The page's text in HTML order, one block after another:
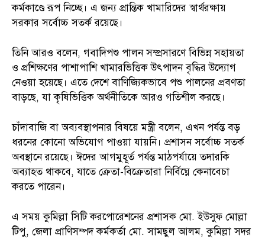
কর্মকাণ্ডে রূপ নিচ্ছে। এ জন্য প্রান্তিক খামারিদের স্বার্থরক্ষায়
সরকার সর্বোচ্চ সতর্ক রয়েছে।
তিনি আরও বলেন, গবাদিপশু পালন সম্প্রসারণে বিভিন্ন সহায়তা
ও প্রশিক্ষণের পাশাপাশি খামারভিত্তিক উৎপাদন বৃদ্ধির উদ্যোগ
নেওয়া হয়েছে। এতে দেশে বাণিজ্যিকভাবে পশু পালনের প্রবণতা
বাড়ছে, যা কৃষিভিত্তিক অর্থনীতিকে আরও গতিশীল করছে।
চাঁদাবাজি বা অব্যবস্থাপনার বিষয়ে মন্ত্রী বলেন, এখন পর্যন্ত বড়
ধরনের কোনো অভিযোগ পাওয়া যায়নি। প্রশাসন সর্বোচ্চ সতর্ক
অবস্থানে রয়েছে। ঈদের আগমুহূর্ত পর্যন্ত মাঠপর্যায়ে তদারকি
অব্যাহত থাকবে, যাতে ক্রেতা-বিক্রেতারা নির্বিঘ্নে কেনাবেচা
করতে পারেন।
এ সময় কুমিল্লা সিটি করপোরেশনের প্রশাসক মো. ইউসুফ মোল্লা
টিপু, জেলা প্রাণিসম্পদ কর্মকর্তা মো. সামছুল আলম, কুমিল্লা সদর